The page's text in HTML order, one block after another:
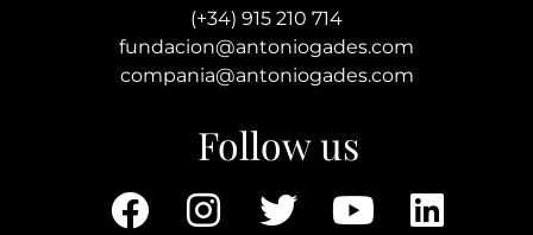
(+34) 915 210 714
fundacion@antoniogades.com
compania@antoniogades.com
Follow us